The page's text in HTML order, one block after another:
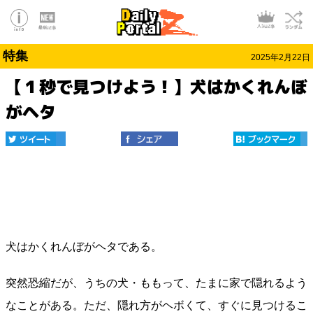
特集 2025年2月22日
【１秒で見つけよう！】犬はかくれんぼ
がヘタ
犬はかくれんぼがヘタである。
突然恐縮だが、うちの犬・ももって、たまに家で隠れるよう
なことがある。ただ、隠れ方がヘボくて、すぐに見つけるこ